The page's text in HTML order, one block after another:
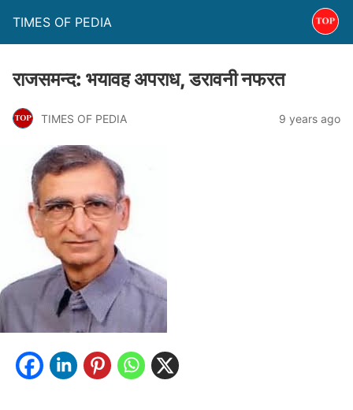
TIMES OF PEDIA
राजसमन्द: भयावह अपराध, डरावनी नफरत
TIMES OF PEDIA 9 years ago